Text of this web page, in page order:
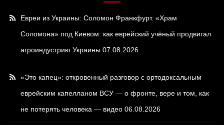
Евреи из Украины: Соломон Франкфурт. «Храм
Соломона» под Киевом: как еврейский учёный продвигал
агроиндустрию Украины 07.08.2026
«Это капец»: откровенный разговор с ортодоксальным
еврейским капелланом ВСУ — о фронте, вере и том, как
не потерять человека — видео 06.08.2026